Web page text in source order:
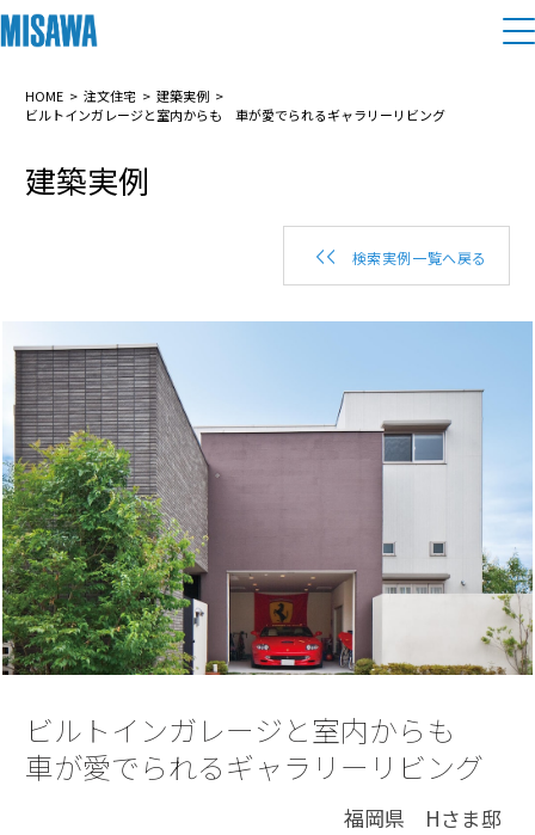
住まい
建てる [注文住宅]
テクノロジー（住まいの性能）
建築事例・建築実例
デザイナーズギャラリー
インテリア
住まいづくりガイド
買う
分譲住宅（建売・土地）検索
中古住宅検索
土地活用
賃貸併用住宅
店舗・各種施設
土地活用モデルルーム見学
土地活用実例
法人のお客さま
社宅建築
医療・介護・子育て・障がい福祉施設
ミサワリフォームとは
リフォームの流れ
リフォームメニュー
リフォーム事例
事業用
事業用リノベーション
ホテル・旅館リフォーム
まちづくり
複合開発・投資開発
複合開発事業（ASMACI-アスマチ-）
再開発・官民連携事業
分譲マンション開発事業
収益不動産・投資開発事業
建築再生事業
事業用売買
オーナーサポート
サポートメニュー
住まいるりんぐ（ロングサポート）
保証制度
アフターメンテナンス
ミサワリフォーム
企業・IR情報
企業・IR
ニュース
ミサワホームグループ
展示場・イベント情報
カタログ請求
住まいのご相談
HOME 注文住宅
建築実例
ビルトインガレージと室内からも 車が愛でられるギャラリーリビング
建築実例
検索実例一覧へ戻る
ビルトインガレージと室内からも
車が愛でられるギャラリーリビング
福岡県 Hさま邸